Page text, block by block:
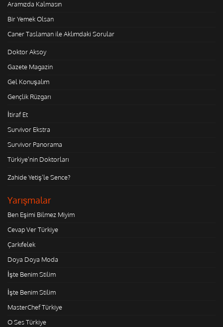
Aramızda Kalmasın
Bir Yemek Olsan
Caner Taslaman ile Aklımdaki Sorular
Doktor Aksoy
Gazete Magazin
Gel Konuşalım
Gençlik Rüzgarı
İtiraf Et
Survivor Ekstra
Survivor Panorama
Türkiye'nin Doktorları
Zahide Yetiş'le Sence?
Yarışmalar
Ben Eşimi Bilmez Miyim
Cevap Ver Türkiye
Çarkıfelek
Doya Doya Moda
İşte Benim Stilim
İşte Benim Stilim
MasterChef Türkiye
O Ses Türkiye